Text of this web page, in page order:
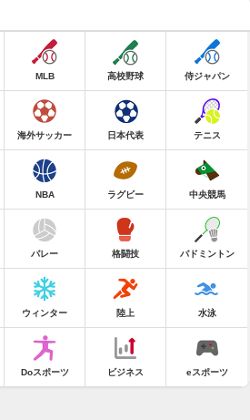
MLB 高校野球 侍ジャパン
海外サッカー 日本代表 テニス
NBA ラグビー 中央競馬
バレー 格闘技 バドミントン
ウィンター 陸上 水泳
Doスポーツ ビジネス eスポーツ